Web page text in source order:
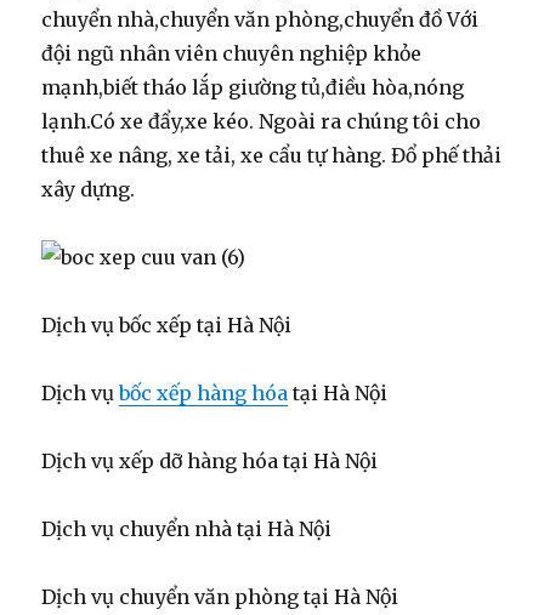
chuyển nhà,chuyển văn phòng,chuyển đồ Với
đội ngũ nhân viên chuyên nghiệp khỏe
mạnh,biết tháo lắp giường tủ,điều hòa,nóng
lạnh.Có xe đẩy,xe kéo. Ngoài ra chúng tôi cho
thuê xe nâng, xe tải, xe cẩu tự hàng. Đổ phế thải
xây dựng.
Dịch vụ bốc xếp tại Hà Nội
Dịch vụbốc xếp hàng hóa tại Hà Nội
Dịch vụ xếp dỡ hàng hóa tại Hà Nội
Dịch vụ chuyển nhà tại Hà Nội
Dịch vụ chuyển văn phòng tại Hà Nội